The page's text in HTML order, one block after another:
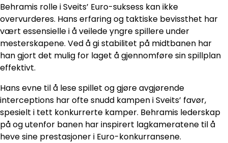
Behramis rolle i Sveits’ Euro-suksess kan ikke
overvurderes. Hans erfaring og taktiske bevissthet har
vært essensielle i å veilede yngre spillere under
mesterskapene. Ved å gi stabilitet på midtbanen har
han gjort det mulig for laget å gjennomføre sin spillplan
effektivt.
Hans evne til å lese spillet og gjøre avgjørende
interceptions har ofte snudd kampen i Sveits’ favør,
spesielt i tett konkurrerte kamper. Behramis lederskap
på og utenfor banen har inspirert lagkameratene til å
heve sine prestasjoner i Euro-konkurransene.